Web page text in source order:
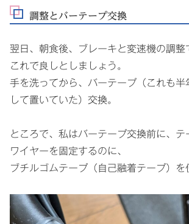
調整とバーテープ交換
翌日、朝食後、ブレーキと変速機の調整
これで良しとしましょう。
手を洗ってから、バーテープ（これも半
して置いていた）交換。
ところで、私はバーテープ交換前に、テ
ワイヤーを固定するのに、
ブチルゴムテープ（自己融着テープ）を